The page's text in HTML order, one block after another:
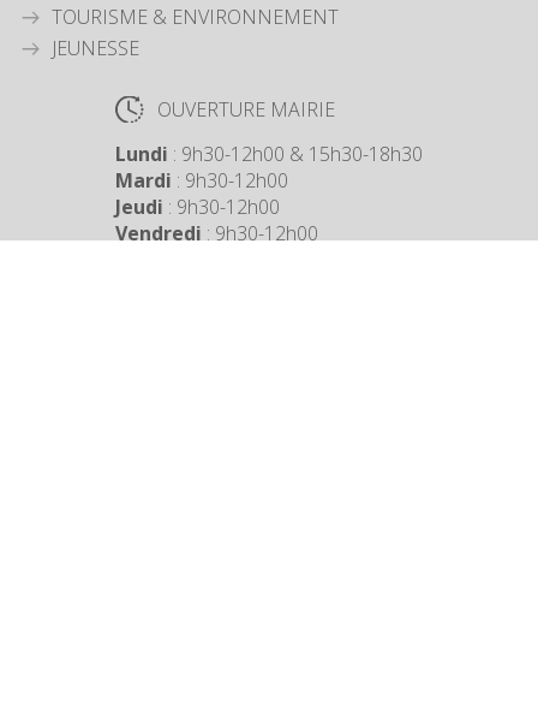
TOURISME & ENVIRONNEMENT
JEUNESSE
OUVERTURE MAIRIE
Lundi : 9h30-12h00 & 15h30-18h30
Mardi : 9h30-12h00
Jeudi : 9h30-12h00
Vendredi : 9h30-12h00